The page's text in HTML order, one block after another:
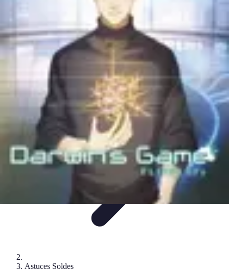
IncontournablesProduits à Surveiller
Conseils
Astuces et conseils
Top Soldes
Astuces Soldes